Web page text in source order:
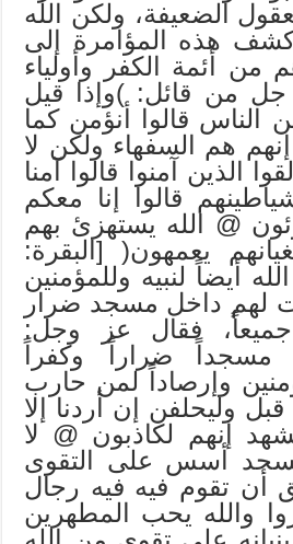
الضعيفة، ولكن الله
كشف هذه المؤامرة إلى
من أئمة الكفر وأولياء
جل من قائل: )وإذا قيل
الناس قالوا أنؤمن كما
هم السفهاء ولكن لا
الذين آمنوا قالوا آمنا
قالوا إنا معكم
@ الله يستهزئ بهم
يعمهون( [البقرة:
الله أيضاً لنبيه وللمؤمنين
لهم داخل مسجد ضرار
جميعاً، فقال عز وجل:
مسجداً ضراراً وكفراً
وإرصاداً لمن حارب
وليحلفن إن أردنا إلا
إنهم لكاذبون @ لا
أسس على التقوى
أن تقوم فيه فيه رجال
والله يحب المطهرين